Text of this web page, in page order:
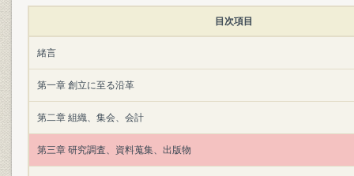
目次項目
緒言
第一章 創立に至る沿革
第二章 組織、集会、会計
第三章 研究調査、資料蒐集、出版物